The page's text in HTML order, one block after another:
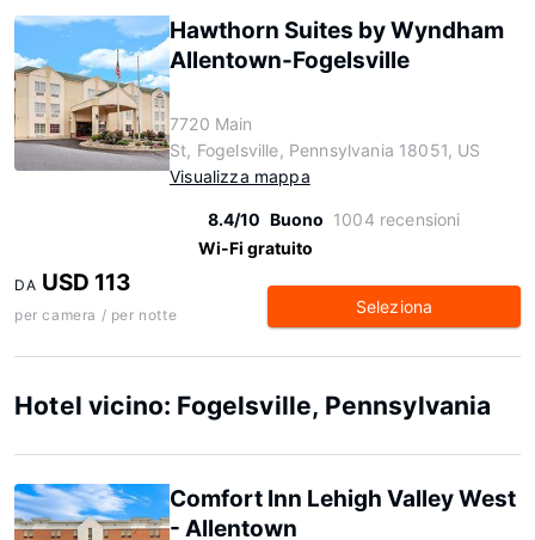
Hawthorn Suites by Wyndham
Allentown-Fogelsville
7720 Main
St, Fogelsville, Pennsylvania 18051, US
Visualizza mappa
8.4/10 Buono 1004 recensioni
Wi-Fi gratuito
DA USD 113
per camera / per notte Seleziona
Hotel vicino: Fogelsville, Pennsylvania
Comfort Inn Lehigh Valley West
- Allentown